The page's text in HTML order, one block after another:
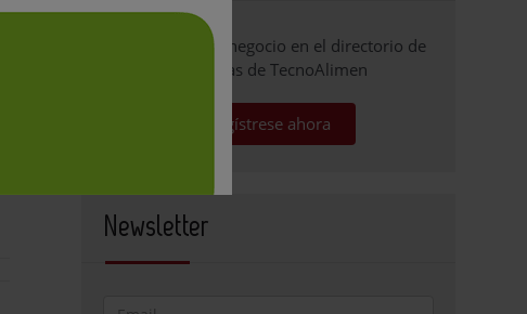
Promocione su negocio en el directorio de
empresas de TecnoAlimen
Regístrese ahora
Newsletter